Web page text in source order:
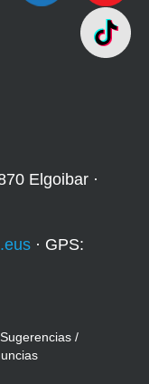
Elgoibar ·
· GPS:
Sugerencias /